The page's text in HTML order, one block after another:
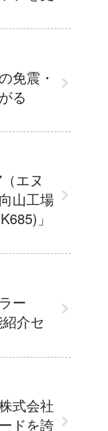
免震・
る
エヌ
山工場
」
ー
介セ
式会社
ドを誇